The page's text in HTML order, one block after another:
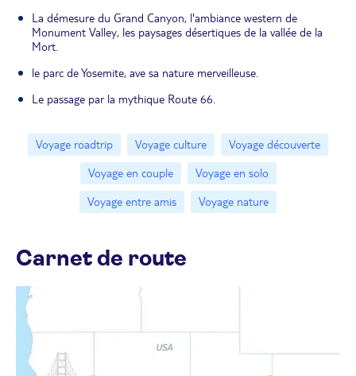
La démesure du Grand Canyon, l'ambiance western de
Monument Valley, les paysages désertiques de la vallée de la
Mort.
le parc de Yosemite, ave sa nature merveilleuse.
Le passage par la mythique Route 66.
Voyage roadtrip Voyage culture
Voyage découverte
Voyage en couple
Voyage en solo
Voyage entre amis
Voyage nature
Carnet de route